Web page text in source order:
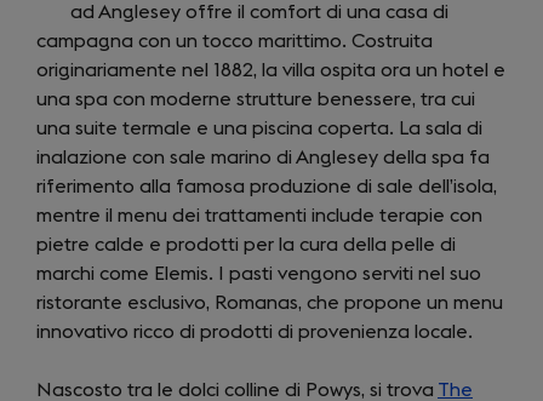
new
ad Anglesey offre il comfort di una casa di
campagna con un tocco marittimo. Costruita
originariamente nel 1882, la villa ospita ora un hotel e
una spa con moderne strutture benessere, tra cui
una suite termale e una piscina coperta. La sala di
inalazione con sale marino di Anglesey della spa fa
riferimento alla famosa produzione di sale dell’isola,
mentre il menu dei trattamenti include terapie con
pietre calde e prodotti per la cura della pelle di
marchi come Elemis. I pasti vengono serviti nel suo
ristorante esclusivo, Romanas, che propone un menu
innovativo ricco di prodotti di provenienza locale.
Nascosto tra le dolci colline di Powys, si trova The